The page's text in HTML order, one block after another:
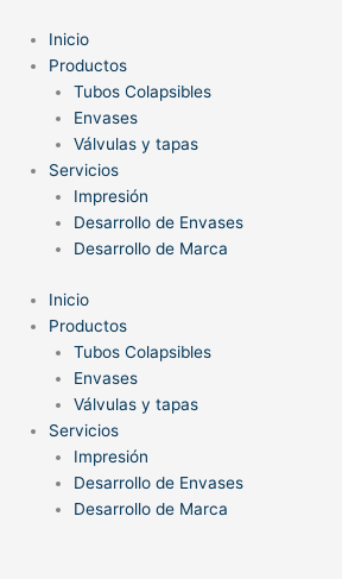
contenido
Inicio
Productos
Tubos Colapsibles
Envases
Válvulas y tapas
Servicios
Impresión
Desarrollo de Envases
Desarrollo de Marca
Inicio
Productos
Tubos Colapsibles
Envases
Válvulas y tapas
Servicios
Impresión
Desarrollo de Envases
Desarrollo de Marca